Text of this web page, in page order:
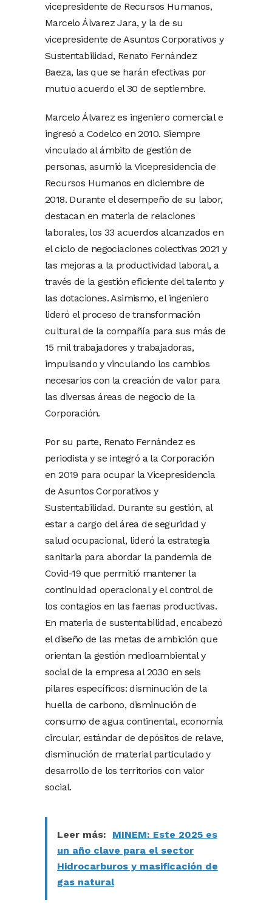
vicepresidente de Recursos Humanos,
Marcelo Álvarez Jara, y la de su
vicepresidente de Asuntos Corporativos y
Sustentabilidad, Renato Fernández
Baeza, las que se harán efectivas por
mutuo acuerdo el 30 de septiembre.
Marcelo Álvarez es ingeniero comercial e
ingresó a Codelco en 2010. Siempre
vinculado al ámbito de gestión de
personas, asumió la Vicepresidencia de
Recursos Humanos en diciembre de
2018. Durante el desempeño de su labor,
destacan en materia de relaciones
laborales, los 33 acuerdos alcanzados en
el ciclo de negociaciones colectivas 2021 y
las mejoras a la productividad laboral, a
través de la gestión eficiente del talento y
las dotaciones. Asimismo, el ingeniero
lideró el proceso de transformación
cultural de la compañía para sus más de
15 mil trabajadores y trabajadoras,
impulsando y vinculando los cambios
necesarios con la creación de valor para
las diversas áreas de negocio de la
Corporación.
Por su parte, Renato Fernández es
periodista y se integró a la Corporación
en 2019 para ocupar la Vicepresidencia
de Asuntos Corporativos y
Sustentabilidad. Durante su gestión, al
estar a cargo del área de seguridad y
salud ocupacional, lideró la estrategia
sanitaria para abordar la pandemia de
Covid-19 que permitió mantener la
continuidad operacional y el control de
los contagios en las faenas productivas.
En materia de sustentabilidad, encabezó
el diseño de las metas de ambición que
orientan la gestión medioambiental y
social de la empresa al 2030 en seis
pilares específicos: disminución de la
huella de carbono, disminución de
consumo de agua continental, economía
circular, estándar de depósitos de relave,
disminución de material particulado y
desarrollo de los territorios con valor
social.
Leer más:
MINEM: Este 2025 es
un año clave para el sector
Hidrocarburos y masificación de
gas natural